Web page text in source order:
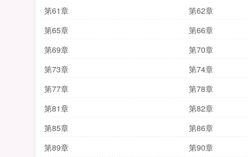
第61章
第62章
第65章
第66章
第69章
第70章
第73章
第74章
第77章
第78章
第81章
第82章
第85章
第86章
第89章
第90章